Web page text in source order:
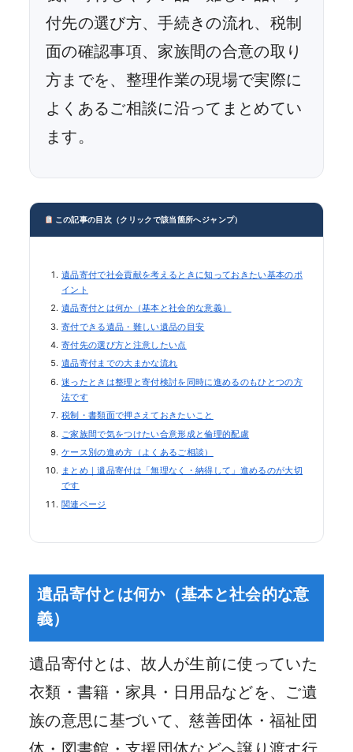
付先の選び方、手続きの流れ、税制
面の確認事項、家族間の合意の取り
方までを、整理作業の現場で実際に
よくあるご相談に沿ってまとめてい
ます。
この記事の目次（クリックで該当箇所へジャンプ）
遺品寄付で社会貢献を考えるときに知っておきたい基本のポ
イント
遺品寄付とは何か（基本と社会的な意義）
寄付できる遺品・難しい遺品の目安
寄付先の選び方と注意したい点
遺品寄付までの大まかな流れ
迷ったときは整理と寄付検討を同時に進めるのもひとつの方
法です
税制・書類面で押さえておきたいこと
ご家族間で気をつけたい合意形成と倫理的配慮
ケース別の進め方（よくあるご相談）
まとめ｜遺品寄付は「無理なく・納得して」進めるのが大切
です
関連ページ
遺品寄付とは何か（基本と社会的な意
義）
遺品寄付とは、故人が生前に使っていた
衣類・書籍・家具・日用品などを、ご遺
族の意思に基づいて、慈善団体・福祉団